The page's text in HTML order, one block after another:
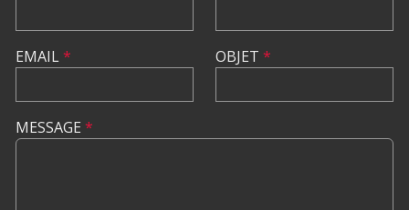
EMAIL* OBJET *
MESSAGE *